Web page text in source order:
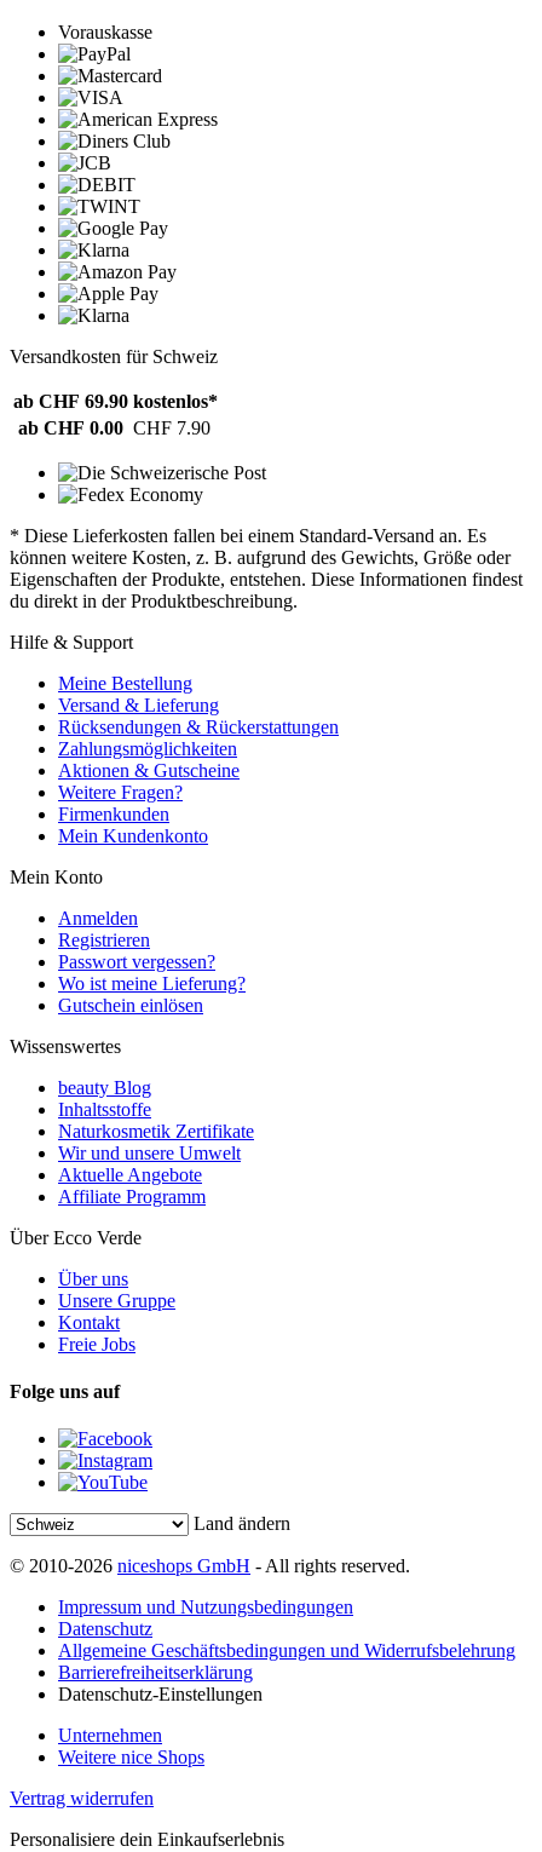
Vorauskasse
Versandkosten für Schweiz
ab CHF 69.90 kostenlos*
ab CHF 0.00 CHF 7.90
* Diese Lieferkosten fallen bei einem Standard-Versand an. Es
können weitere Kosten, z. B. aufgrund des Gewichts, Größe oder
Eigenschaften der Produkte, entstehen. Diese Informationen findest
du direkt in der Produktbeschreibung.
Hilfe & Support
Meine Bestellung
Versand & Lieferung
Rücksendungen & Rückerstattungen
Zahlungsmöglichkeiten
Aktionen & Gutscheine
Weitere Fragen?
Firmenkunden
Mein Kundenkonto
Mein Konto
Anmelden
Registrieren
Passwort vergessen?
Wo ist meine Lieferung?
Gutschein einlösen
Wissenswertes
beauty Blog
Inhaltsstoffe
Naturkosmetik Zertifikate
Wir und unsere Umwelt
Aktuelle Angebote
Affiliate Programm
Über Ecco Verde
Über uns
Unsere Gruppe
Kontakt
Freie Jobs
Folge uns auf
Land ändern
© 2010-2026 niceshops GmbH - All rights reserved.
Impressum und Nutzungsbedingungen
Datenschutz
Allgemeine Geschäftsbedingungen und Widerrufsbelehrung
Barrierefreiheitserklärung
Datenschutz-Einstellungen
Unternehmen
Weitere nice Shops
Vertrag widerrufen
Personalisiere dein Einkaufserlebnis